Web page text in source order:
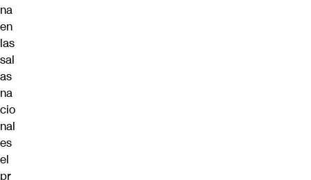
na
en
las
sal
as
na
cio
nal
es
el
pr